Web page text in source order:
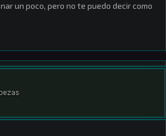
un poco, pero no te puedo decir como